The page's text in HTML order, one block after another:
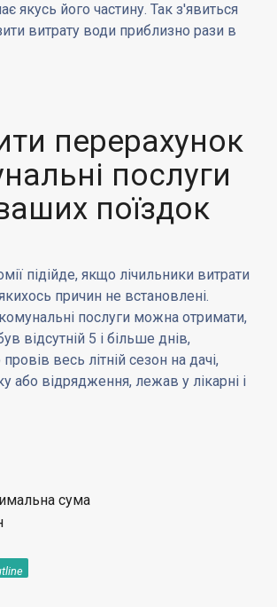
якусь його частину. Так з'явиться
витрату води приблизно рази в
перерахунок
послуги
поїздок
підійде, якщо лічильники витрати
причин не встановлені.
послуги можна отримати,
відсутній 5 і більше днів,
весь літній сезон на дачі,
або відрядження, лежав у лікарні і
сума